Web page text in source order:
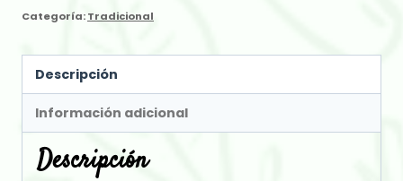
cantidad
Categoría:Tradicional
Descripción
Información adicional
Descripción